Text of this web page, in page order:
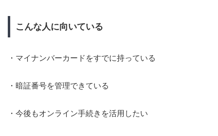
こんな人に向いている
・マイナンバーカードをすでに持っている
・暗証番号を管理できている
・今後もオンライン手続きを活用したい